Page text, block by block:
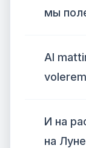
мы
Al
И на
на Луне